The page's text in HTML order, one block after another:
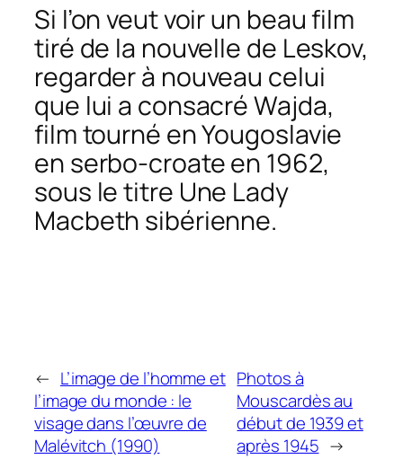
Si l’on veut voir un beau film
tiré de la nouvelle de Leskov,
regarder à nouveau celui
que lui a consacré Wajda,
film tourné en Yougoslavie
en serbo-croate en 1962,
sous le titre Une Lady
Macbeth sibérienne.
← L’image de l’homme et
l’image du monde : le
visage dans l’œuvre de
Malévitch (1990)
Photos à
Mouscardès au
début de 1939 et
après 1945 →